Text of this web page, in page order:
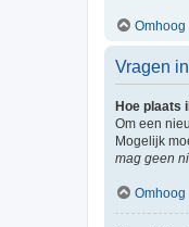
Omhoog
Vragen
Hoe plaats
Om een
Mogelijk
mag geen
Omhoog